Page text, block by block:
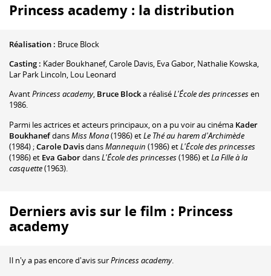
Princess academy : la distribution
Réalisation : Bruce Block
Casting : Kader Boukhanef,Carole Davis, Eva Gabor, Nathalie Kowska,
Lar Park Lincoln, Lou Leonard
AvantPrincess academy, Bruce Blocka réaliséL'École des princessesen
1986.
Parmi les actrices et acteurs principaux, on a pu voir au cinéma Kader
BoukhanefdansMiss Mona(1986) etLe Thé au harem d'Archimède
(1984) ;Carole DavisdansMannequin (1986) etL'École des princesses
(1986) et Eva GabordansL'École des princesses(1986) etLa Fille à la
casquette(1963).
Derniers avis sur le film : Princess
academy
Il n'y a pas encore d'avis surPrincess academy.